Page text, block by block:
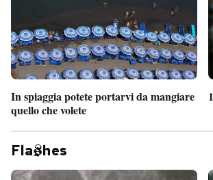
In spiaggia potete portarvi da mangiare
quello che volete
Fla hes